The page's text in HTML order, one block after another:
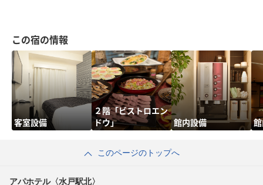
この宿の情報
客室設備
２階「ビストロエン
ドウ」
館内設備
このページのトップへ
アパホテル〈水戸駅北〉